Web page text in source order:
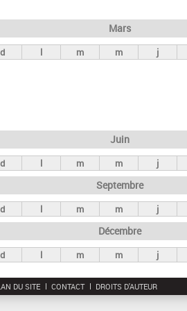
r
c
Mars
d l m m j
Juin
d l m m j
Septembre
d l m m j
Décembre
d l m m j
DU SITE CONTACT DROITS D'AUTEUR